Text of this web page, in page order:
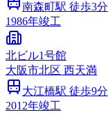
南森町駅 徒歩3分
1986年竣工
北ビル1号館
大阪市北区 西天満
大江橋駅 徒歩9分
2012年竣工